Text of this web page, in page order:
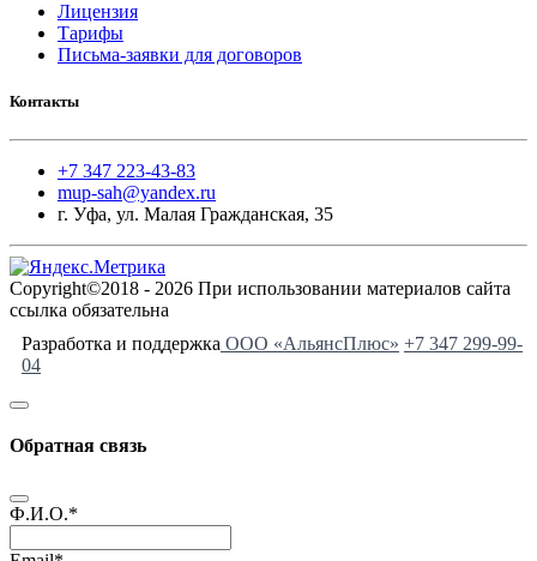
Лицензия
Тарифы
Письма-заявки для договоров
Контакты
+7 347 223-43-83
mup-sah@yandex.ru
г. Уфа, ул. Малая Гражданская, 35
Copyright©2018 - 2026 При использовании материалов сайта
ссылка обязательна
Разработка и поддержка ООО «АльянсПлюс» +7 347 299-99-
04
Обратная связь
Ф.И.О.*